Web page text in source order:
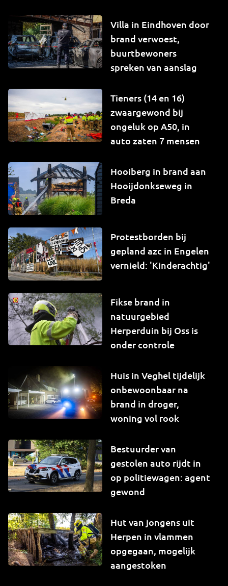
Villa in Eindhoven door
brand verwoest,
buurtbewoners
spreken van aanslag
Tieners (14 en 16)
zwaargewond bij
ongeluk op A50, in
auto zaten 7 mensen
Hooiberg in brand aan
Hooijdonkseweg in
Breda
Protestborden bij
gepland azc in Engelen
vernield: 'Kinderachtig'
Fikse brand in
natuurgebied
Herperduin bij Oss is
onder controle
Huis in Veghel tijdelijk
onbewoonbaar na
brand in droger,
woning vol rook
Bestuurder van
gestolen auto rijdt in
op politiewagen: agent
gewond
Hut van jongens uit
Herpen in vlammen
opgegaan, mogelijk
aangestoken